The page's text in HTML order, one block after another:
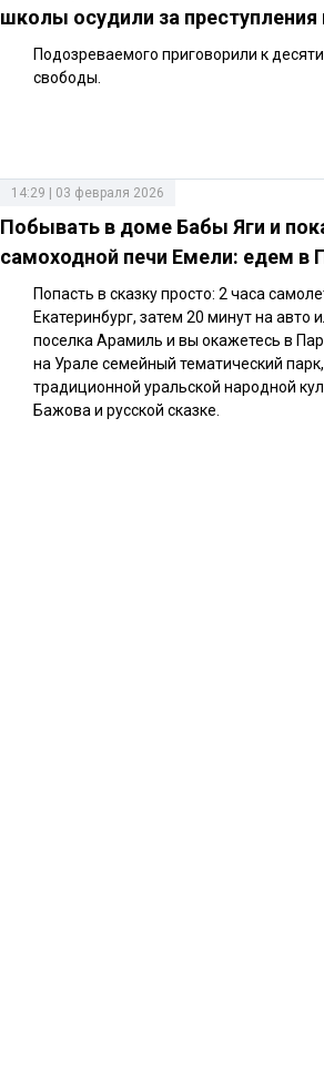
школы осудили за преступления
Подозреваемого приговорили к
свободы.
14:29 | 03 февраля 2026
Побывать в доме Бабы Яги и
самоходной печи Емели: едем в
Попасть в сказку просто: 2 часа
Екатеринбург, затем 20 минут на авто
поселка Арамиль и вы окажетесь в
на Урале семейный тематический
традиционной уральской народной
Бажова и русской сказке.